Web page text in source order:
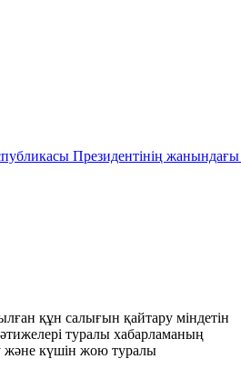
Президентінің
құн салығын қайтару міндетін
туралы хабарламаның
және күшін жою туралы